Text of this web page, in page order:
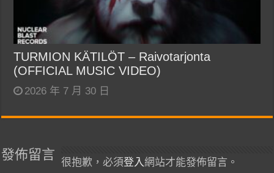
TURMION KÄTILÖT – Raivotarjonta
(OFFICIAL MUSIC VIDEO)
2026 年 7 月 30 日
發佈留言
很抱歉，必須登入網站才能發佈留言。